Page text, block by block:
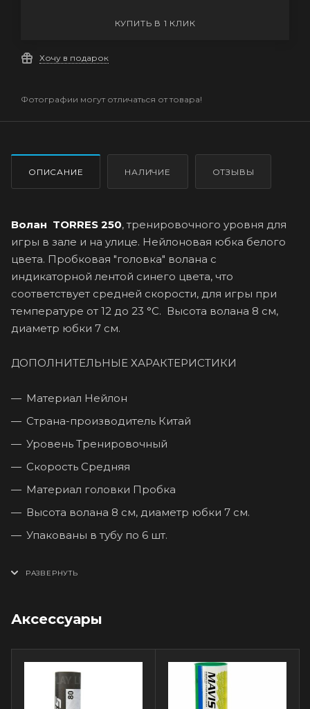
КУПИТЬ В 1 КЛИК
Хочу в подарок
Фотографии могут отличаться от товара!
ОПИСАНИЕ НАЛИЧИЕ ОТЗЫВЫ
Волан TORRES 250, тренировочного уровня для
игры в зале и на улице. Нейлоновая юбка белого
цвета. Пробковая "головка" волана с
индикаторной лентой синего цвета, что
соответствует средней скорости, для игры при
температуре от 12 до 23 °С. Высота волана 8 см,
диаметр юбки 7 см.
ДОПОЛНИТЕЛЬНЫЕ ХАРАКТЕРИСТИКИ
Материал Нейлон
Страна-производитель Китай
Уровень Тренировочный
Скорость Средняя
Материал головки Пробка
Высота волана 8 см, диаметр юбки 7 см.
Упакованы в тубу по 6 шт.
Аксессуары